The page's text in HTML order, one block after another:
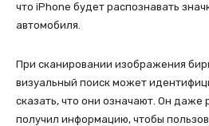
что iPhone будет распознавать
автомобиля.
При сканировании изображения
визуальный поиск может
сказать, что они означают. Он даже
получил информацию, чтобы